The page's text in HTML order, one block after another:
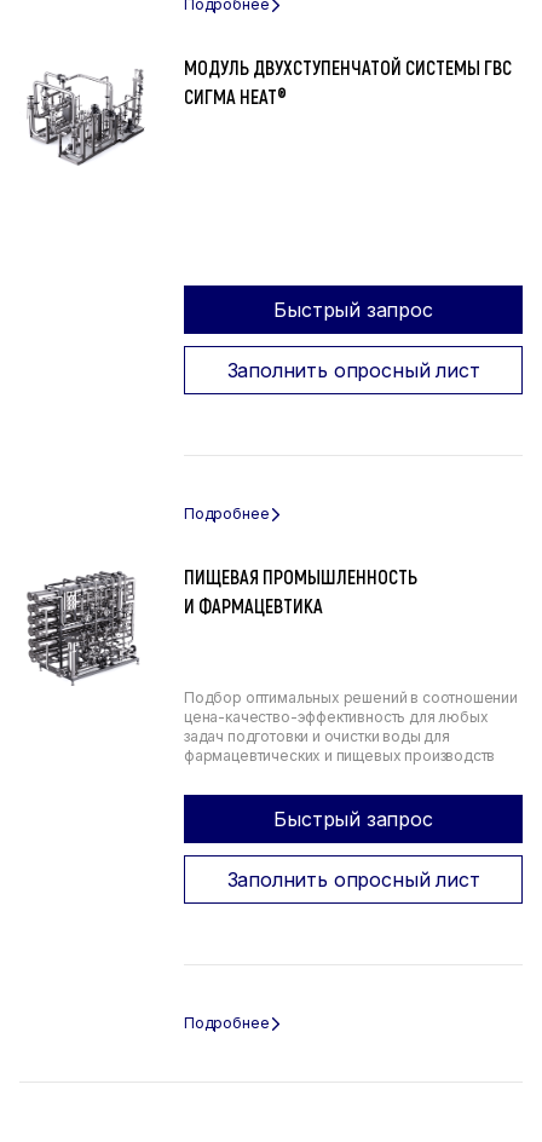
МОДУЛЬ ДВУХСТУПЕНЧАТОЙ СИСТЕМЫ ГВС
СИГМА HEAT®
Быстрый запрос
Заполнить опросный лист
ПИЩЕВАЯ ПРОМЫШЛЕННОСТЬ
И ФАРМАЦЕВТИКА
Подбор оптимальных решений в соотношении
цена-качество-эффективность для любых
задач подготовки и очистки воды для
фармацевтических и пищевых производств
Быстрый запрос
Заполнить опросный лист